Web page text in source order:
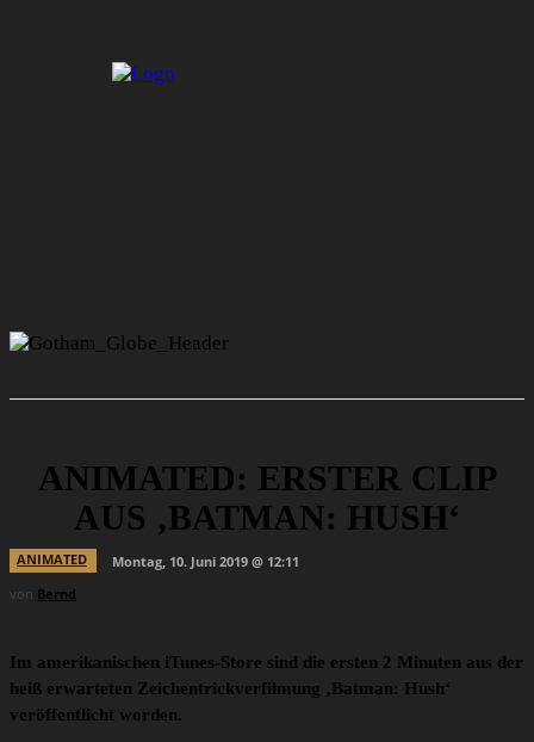
ANIMATED: ERSTER CLIP
AUS ‚BATMAN: HUSH‘
ANIMATED
Montag, 10. Juni 2019 @ 12:11
von Bernd
Im amerikanischen iTunes-Store sind die ersten 2 Minuten aus der
heiß erwarteten Zeichentrickverfilmung ‚Batman: Hush‘
veröffentlicht worden.